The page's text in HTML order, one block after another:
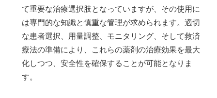
て重要な治療選択肢となっていますが、その使用に
は専門的な知識と慎重な管理が求められます。適切
な患者選択、用量調整、モニタリング、そして救済
療法の準備により、これらの薬剤の治療効果を最大
化しつつ、安全性を確保することが可能となりま
す。